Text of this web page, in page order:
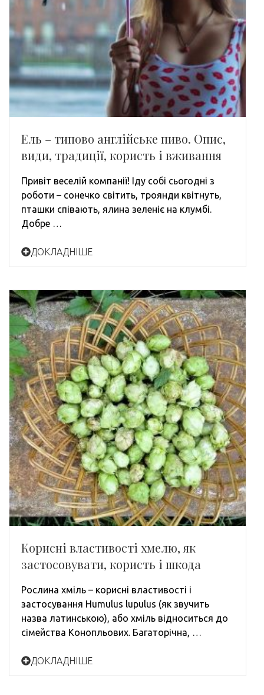
Ель – типово англійське пиво. Опис,
види, традиції, користь і вживання
Привіт веселій компанії! Іду собі сьогодні з
роботи – сонечко світить, троянди квітнуть,
пташки співають, ялина зеленіє на клумбі.
Добре …
ДОКЛАДНІШЕ
Корисні властивості хмелю, як
застосовувати, користь і шкода
Рослина хміль – корисні властивості і
застосування Humulus lupulus (як звучить
назва латинською), або хміль відноситься до
сімейства Конопльових. Багаторічна, …
ДОКЛАДНІШЕ